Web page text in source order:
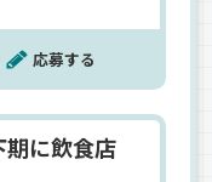
も充実＞残業
オフを切り換
応募する
に飲食店